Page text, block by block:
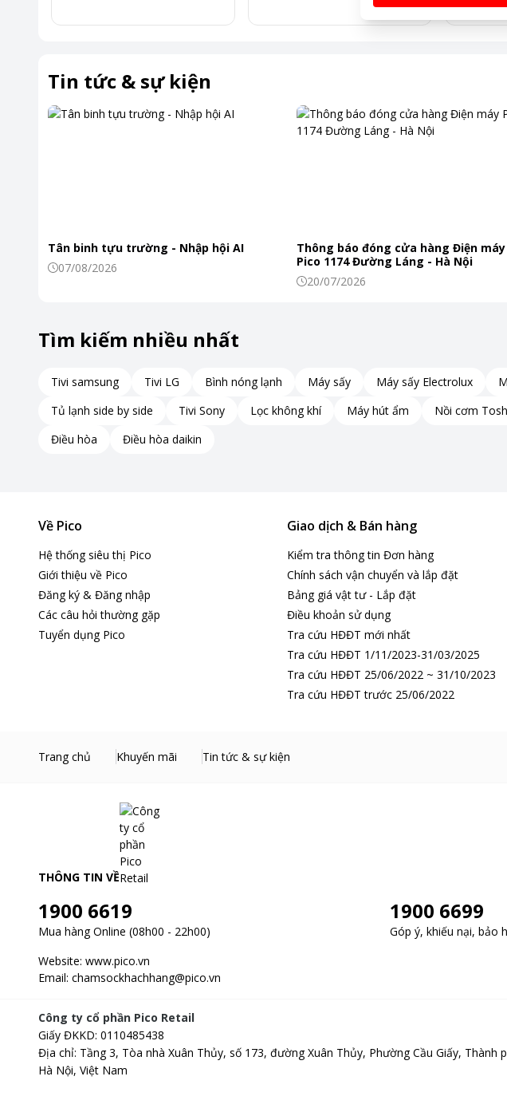
Tin tức & sự kiện
Tân binh tựu trường - Nhập hội AI
07/08/2026
Thông báo đóng cửa hàng Điện máy
Pico 1174 Đường Láng - Hà Nội
20/07/2026
Tìm kiếm nhiều nhất
Tivi samsung Tivi LG Bình nóng lạnh Máy sấy Máy sấy Electrolux
Tủ lạnh side by side
Tivi Sony Lọc không khí Máy hút ẩm Nồi cơm
Điều hòa
Điều hòa daikin
Về Pico
Hệ thống siêu thị Pico
Giới thiệu về Pico
Đăng ký & Đăng nhập
Các câu hỏi thường gặp
Tuyển dụng Pico
Giao dịch & Bán hàng
Kiểm tra thông tin Đơn hàng
Chính sách vận chuyển và lắp đặt
Bảng giá vật tư - Lắp đặt
Điều khoản sử dụng
Tra cứu HĐĐT mới nhất
Tra cứu HĐĐT 1/11/2023-31/03/2025
Tra cứu HĐĐT 25/06/2022 ~ 31/10/2023
Tra cứu HĐĐT trước 25/06/2022
Trang chủ Khuyến mãi Tin tức & sự kiện
THÔNG TIN VỀ
1900 6619
Mua hàng Online (08h00 - 22h00)
1900 6699
Góp ý, khiếu nại, bảo
Website: www.pico.vn
Email: chamsockhachhang@pico.vn
Công ty cổ phần Pico Retail
Giấy ĐKKD: 0110485438
Địa chỉ: Tầng 3, Tòa nhà Xuân Thủy, số 173, đường Xuân Thủy, Phường Cầu Giấy, Thành
Hà Nội, Việt Nam